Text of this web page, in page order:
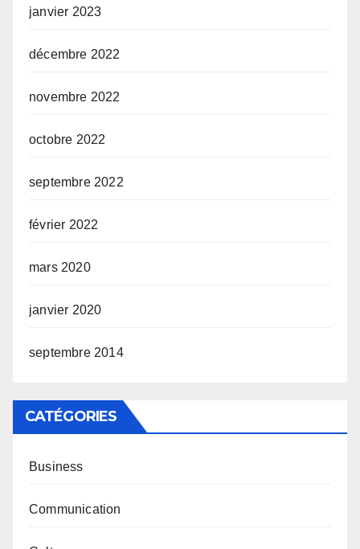
janvier 2023
décembre 2022
novembre 2022
octobre 2022
septembre 2022
février 2022
mars 2020
janvier 2020
septembre 2014
CATÉGORIES
Business
Communication